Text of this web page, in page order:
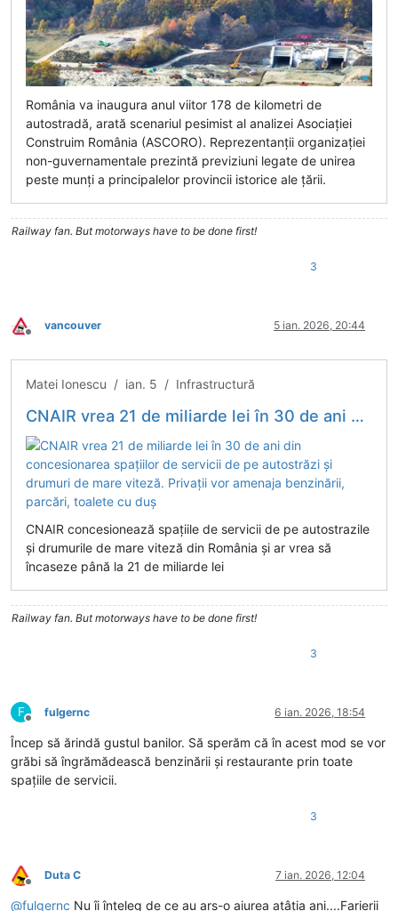
România va inaugura anul viitor 178 de kilometri de
autostradă, arată scenariul pesimist al analizei Asociației
Construim România (ASCORO). Reprezentanții organizației
non-guvernamentale prezintă previziuni legate de unirea
peste munți a principalelor provincii istorice ale țării.
Railway fan. But motorways have to be done first!
3
Deconectat
vancouver 5 ian. 2026, 20:44
Matei Ionescu / ian. 5 / Infrastructură
CNAIR vrea 21 de miliarde lei în 30 de ani din concesionarea spațiilor de servicii de pe autostrăzi și drumuri de mare viteză. Privații vor amenaja benzinării, parcări, toalete cu duș
CNAIR concesionează spațiile de servicii de pe autostrazile
și drumurile de mare viteză din România și ar vrea să
încaseze până la 21 de miliarde lei
Railway fan. But motorways have to be done first!
3
F
Deconectat
fulgernc 6 ian. 2026, 18:54
Încep să ărindă gustul banilor. Să sperăm că în acest mod se vor
grăbi să îngrămădească benzinării și restaurante prin toate
spațiile de servicii.
3
Deconectat
Duta C 7 ian. 2026, 12:04
@fulgernc Nu îi înțeleg de ce au ars-o aiurea atâția ani....Farierii